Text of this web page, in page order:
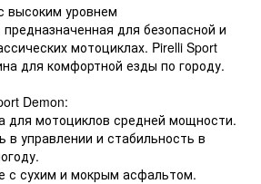
высоким уровнем
для безопасной и
мотоциклах. Pirelli Sport
для комфортной езды по городу.
Demon:
для мотоциклов средней мощности.
в управлении и стабильность в
с сухим и мокрым асфальтом.